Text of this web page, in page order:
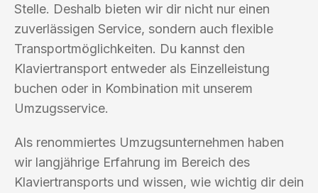
Stelle. Deshalb bieten wir dir nicht nur einen
zuverlässigen Service, sondern auch flexible
Transportmöglichkeiten. Du kannst den
Klaviertransport entweder als Einzelleistung
buchen oder in Kombination mit unserem
Umzugsservice.
Als renommiertes Umzugsunternehmen haben
wir langjährige Erfahrung im Bereich des
Klaviertransports und wissen, wie wichtig dir dein